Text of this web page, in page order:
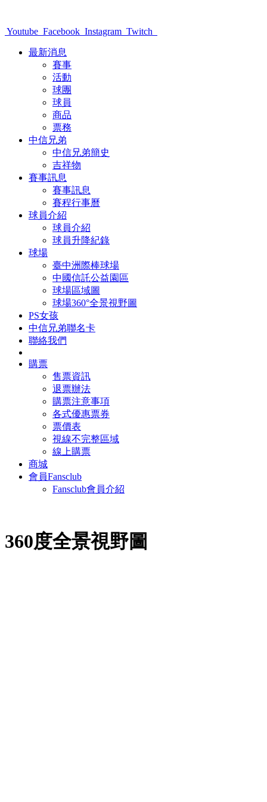
Youtube Facebook Instagram Twitch
最新消息
賽事
活動
球團
球員
商品
票務
中信兄弟
中信兄弟簡史
吉祥物
賽事訊息
賽事訊息
賽程行事曆
球員介紹
球員介紹
球員升降紀錄
球場
臺中洲際棒球場
中國信託公益園區
球場區域圖
球場360°全景視野圖
PS女孩
中信兄弟聯名卡
聯絡我們
購票
售票資訊
退票辦法
購票注意事項
各式優惠票券
票價表
視線不完整區域
線上購票
商城
會員Fansclub
Fansclub會員介紹
360度全景視野圖